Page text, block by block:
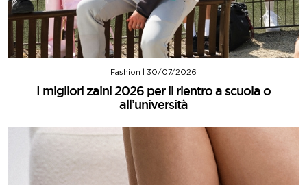
Fashion 30/07/2026
I migliori zaini 2026 per il rientro a scuola o
all’università